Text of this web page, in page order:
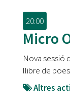
20:00
Micro
Nova sessió
llibre de
Altres